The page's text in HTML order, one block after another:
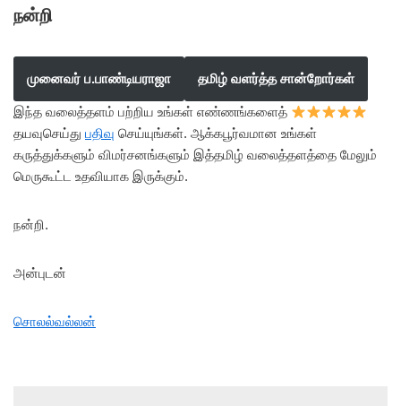
நன்றி
முனைவர் ப.பாண்டியராஜா தமிழ் வளர்த்த சான்றோர்கள்
இந்த வலைத்தளம் பற்றிய உங்கள் எண்ணங்களைத்
தயவுசெய்து பதிவு செய்யுங்கள். ஆக்கபூர்வமான உங்கள்
கருத்துக்களும் விமர்சனங்களும் இத்தமிழ் வலைத்தளத்தை மேலும்
மெருகூட்ட உதவியாக இருக்கும்.
நன்றி.
அன்புடன்
சொலல்வல்லன்